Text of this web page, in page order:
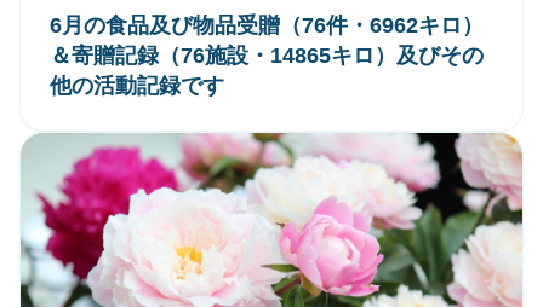
6月の食品及び物品受贈（76件・6962キロ）
＆寄贈記録（76施設・14865キロ）及びその
他の活動記録です